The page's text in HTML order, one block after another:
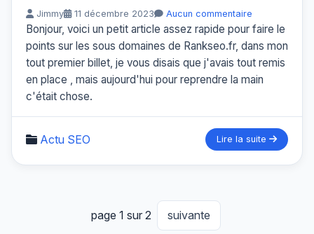
Jimmy 11 décembre 2023 Aucun commentaire
Bonjour, voici un petit article assez rapide pour faire le
points sur les sous domaines de Rankseo.fr, dans mon
tout premier billet, je vous disais que j'avais tout remis
en place , mais aujourd'hui pour reprendre la main
c'était chose.
Actu SEO Lire la suite
page 1 sur 2 suivante